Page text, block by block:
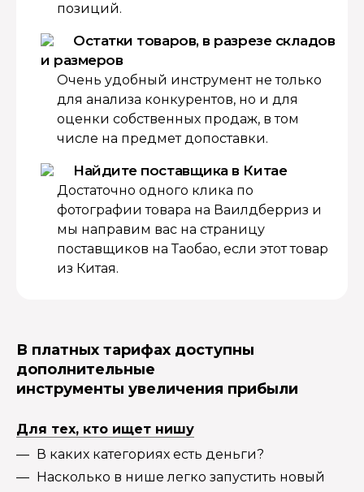
позиций.
Остатки товаров, в разрезе складов
и размеров
Очень удобный инструмент не только
для анализа конкурентов, но и для
оценки собственных продаж, в том
числе на предмет допоставки.
Найдите поставщика в Китае
Достаточно одного клика по
фотографии товара на Ваилдберриз и
мы направим вас на страницу
поставщиков на Таобао, если этот товар
из Китая.
В платных тарифах доступны
дополнительные
инструменты увеличения прибыли
Для тех, кто ищет нишу
В каких категориях есть деньги?
Насколько в нише легко запустить новый